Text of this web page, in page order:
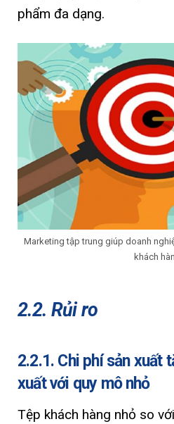
phẩm đa dạng.
Marketing tập trung giúp doanh
khách
2.2. Rủi ro
2.2.1. Chi phí sản xuất
xuất với quy mô nhỏ
Tệp khách hàng nhỏ so